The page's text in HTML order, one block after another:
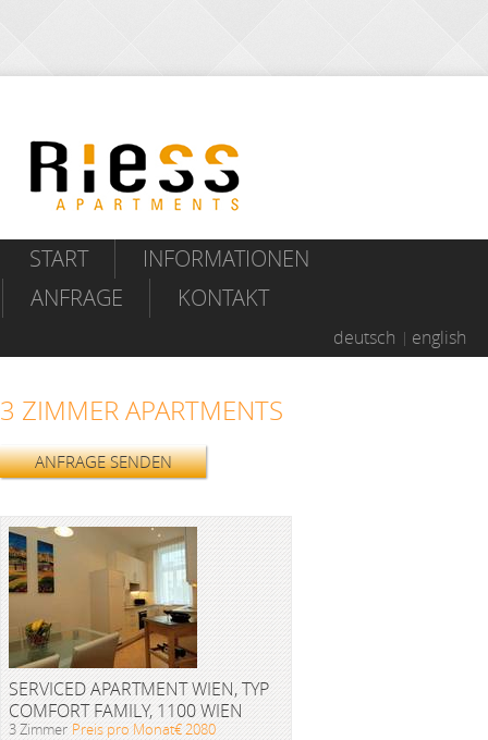
START
INFORMATIONEN
ANFRAGE
KONTAKT
deutsch english
3 ZIMMER APARTMENTS
ANFRAGE SENDEN
SERVICED APARTMENT WIEN, TYP
COMFORT FAMILY, 1100 WIEN
3 Zimmer Preis pro Monat€ 2080